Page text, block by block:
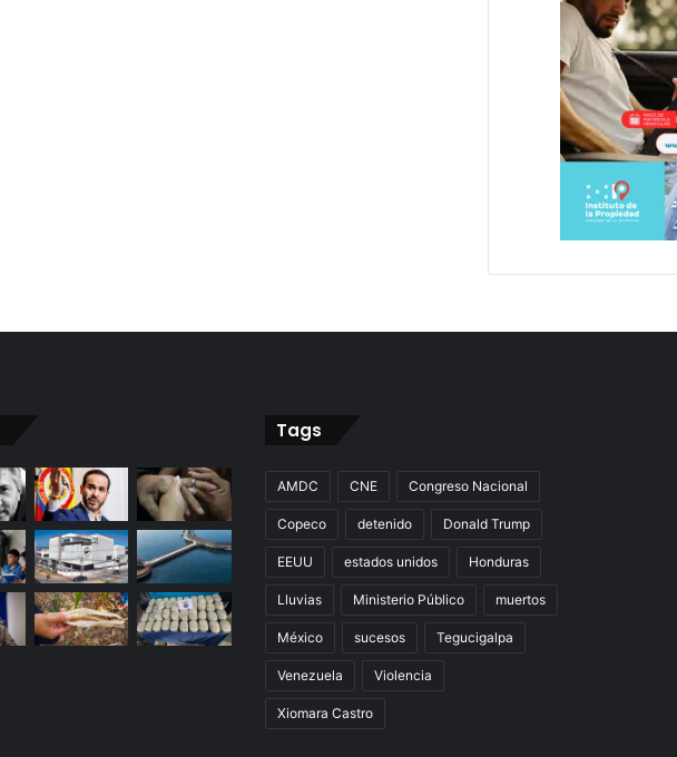
Tags
AMDC CNE Congreso Nacional
Copeco detenido Donald Trump
EEUU estados unidos Honduras
Lluvias Ministerio Público muertos
México sucesos Tegucigalpa
Venezuela Violencia
Xiomara Castro